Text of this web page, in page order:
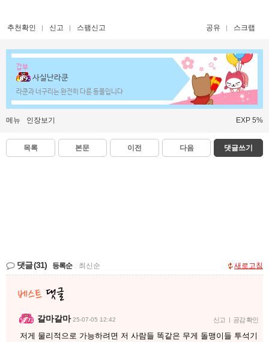
추천확인 신고 스팸신고 공유 스크랩
갑부
사실난라쿤
라쿤과 너구리는 완전히 다른 동물입니다
메뉴 인장보기 EXP 5%
목록 본문 이전 다음 댓글쓰기
댓글(31) 등록순 최신순 새로고침
갈마갈마 25-07-05 12:42 신고 | 공감 확인
저게 물리적으로 가능하려면 저 사람들 똑같은 무게 돌맹이들 투석기